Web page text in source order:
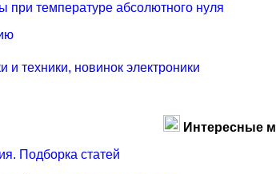
при температуре абсолютного нуля
и техники, новинок электроники
Интересные
Подборка статей